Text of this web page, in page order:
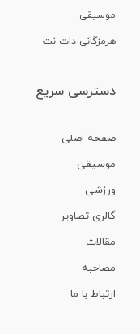
موسیقی
هرمزگانی دات نت
دسترسی سریع
صفحه اصلی
موسیقی
ورزشی
گالری تصاویر
مقالات
مصاحبه
ارتباط با ما